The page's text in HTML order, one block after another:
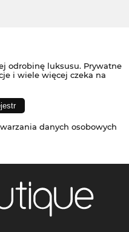
odrobinę luksusu. Prywatne
i wiele więcej czeka na
danych osobowych